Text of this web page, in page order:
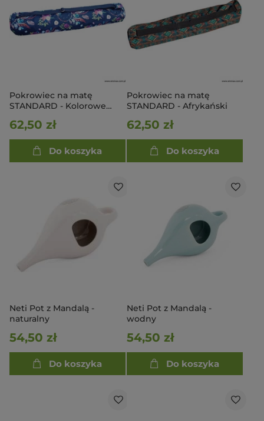
Pokrowiec na matę
STANDARD - Kolorowe
62,50 zł
Do koszyka
Pokrowiec na matę
STANDARD - Afrykański
62,50 zł
Do koszyka
Neti Pot z Mandalą -
naturalny
54,50 zł
Do koszyka
Neti Pot z Mandalą -
wodny
54,50 zł
Do koszyka